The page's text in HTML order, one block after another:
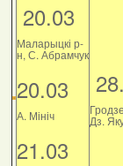
20.03
Маларыцкі р-
н, С. Абрамчук
20.03
А. Мініч
21.03
Дз.